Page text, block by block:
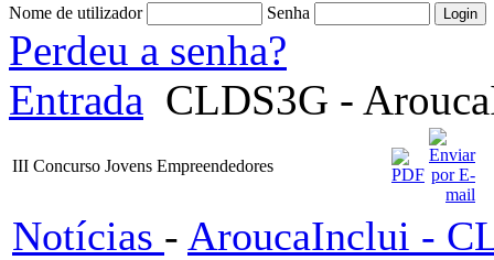
Nome de utilizador Senha
Perdeu a senha?
Entrada CLDS3G -
III Concurso Jovens Empreendedores
Notícias - AroucaInclui -